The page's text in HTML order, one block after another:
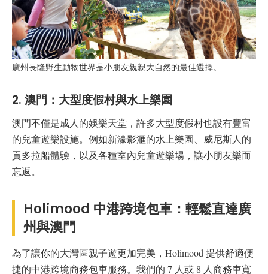
廣州長隆野生動物世界是小朋友親親大自然的最佳選擇。
2. 澳門：大型度假村與水上樂園
澳門不僅是成人的娛樂天堂，許多大型度假村也設有豐富
的兒童遊樂設施。例如新濠影滙的水上樂園、威尼斯人的
貢多拉船體驗，以及各種室內兒童遊樂場，讓小朋友樂而
忘返。
Holimood 中港跨境包車：輕鬆直達廣
州與澳門
為了讓你的大灣區親子遊更加完美，Holimood 提供舒適便
捷的中港跨境商務包車服務。我們的 7 人或 8 人商務車寬